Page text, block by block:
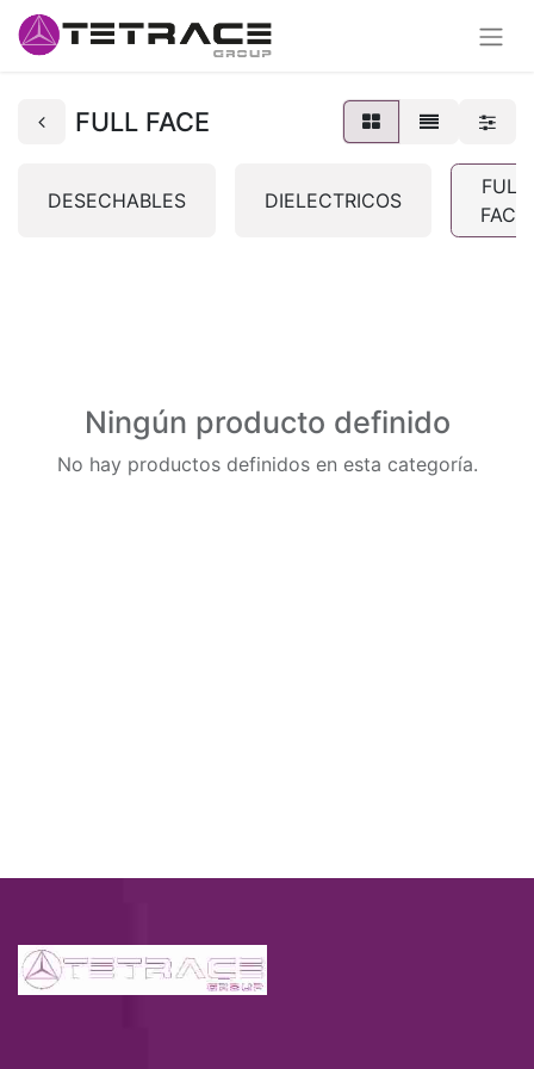
FULL FACE
DESECHABLES DIELECTRICOS
FULL
FACE
Ningún producto definido
No hay productos definidos en esta categoría.